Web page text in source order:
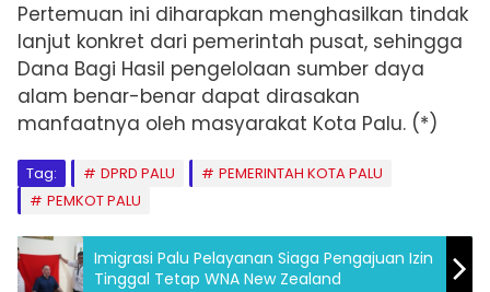
Pertemuan ini diharapkan menghasilkan tindak
lanjut konkret dari pemerintah pusat, sehingga
Dana Bagi Hasil pengelolaan sumber daya
alam benar-benar dapat dirasakan
manfaatnya oleh masyarakat Kota Palu. (*)
Tag: DPRD PALU
PEMERINTAH KOTA PALU
PEMKOT PALU
Imigrasi Palu Pelayanan Siaga Pengajuan Izin
Tinggal Tetap WNA New Zealand